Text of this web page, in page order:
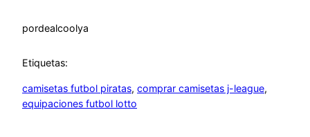
pordealcoolya
Etiquetas:
camisetas futbol piratas, comprar camisetas j-league
equipaciones futbol lotto